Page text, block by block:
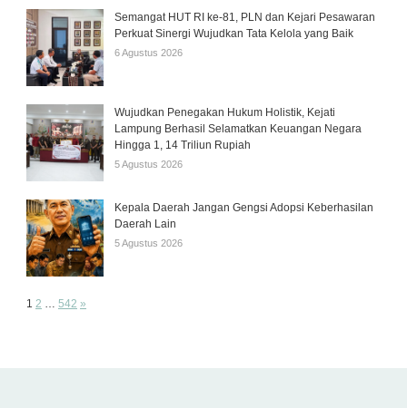
Semangat HUT RI ke-81, PLN dan Kejari Pesawaran
Perkuat Sinergi Wujudkan Tata Kelola yang Baik
6 Agustus 2026
Wujudkan Penegakan Hukum Holistik, Kejati
Lampung Berhasil Selamatkan Keuangan Negara
Hingga 1, 14 Triliun Rupiah
5 Agustus 2026
Kepala Daerah Jangan Gengsi Adopsi Keberhasilan
Daerah Lain
5 Agustus 2026
Page:
1 2 … 542 Next
»